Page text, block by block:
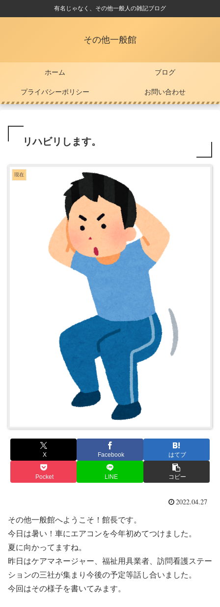
有名じゃなく、その他一般人の雑記ブログ
その他一般館
ホーム ブログ
プライバシーポリシー お問い合わせ
リハビリします。
現在
X Facebook はてブ
Pocket LINE コピー
2022.04.27
その他一般館へようこそ！館長です。
今日は暑い！車にエアコンを今年初めてつけました。
夏に向かってますね。
昨日はケアマネージャー、福祉用具業者、訪問看護ステー
ションの三社が集まり今後の予定等話し合いました。
今回はその様子を書いてみます。